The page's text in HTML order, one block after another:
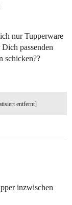
nur Tupperware
passenden
schicken??
entfernt]
inzwischen